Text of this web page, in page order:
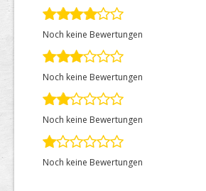
Top Firmen
Über uns
Noch keine Bewertungen
Noch keine Bewertungen
Noch keine Bewertungen
Noch keine Bewertungen